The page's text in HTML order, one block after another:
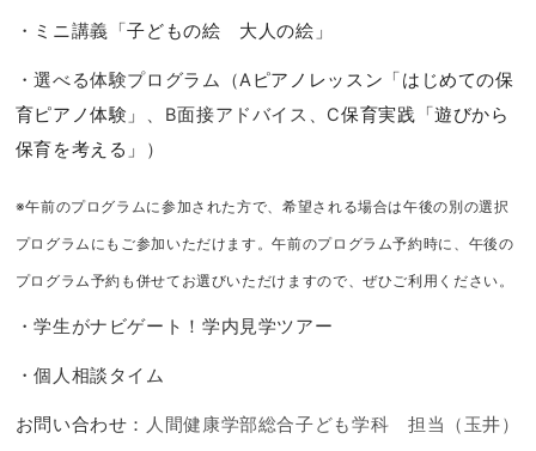
・ミニ講義 「子どもの絵 大人の絵」
・選べる体験プログラム（Aピアノレッスン「はじめての保
育ピアノ体験」
、B面接アドバイス、C保育実践「遊びから
保育を考える」
）
※午前のプログラムに参加された方で、希望される場合は午後の別の選択
プログラムにもご参加いただけます。午前のプログラム予約時に、午後の
プログラム予約も併せてお選びいただけますので、ぜひご利用ください。
・学生がナビゲート！学内見学ツアー
・個人相談タイム
お問い合わせ： 人間健康学部総合子ども学科 担当（玉井）